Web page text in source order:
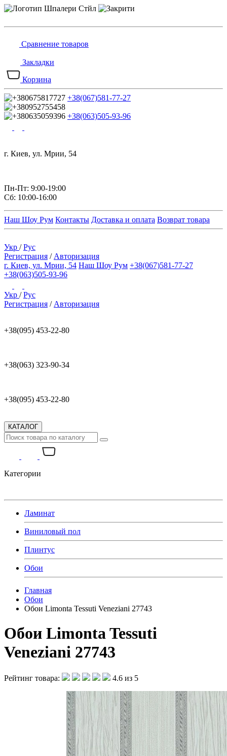
Сравнение товаров
Закладки
Корзина
+38(067)581-77-27
+38(063)505-93-96
г. Киев, ул. Мрии, 54
Пн-Пт: 9:00-19:00
Сб: 10:00-16:00
Наш Шоу Рум Контакты Доставка и оплата Возврат товара
Укр /Рус
Регистрация / Авторизация
г. Киев, ул. Мрии, 54 Наш Шоу Рум +38(067)581-77-27
+38(063)505-93-96
Укр /Рус
Регистрация / Авторизация
+38(095) 453-22-80
+38(063) 323-90-34
+38(095) 453-22-80
КАТАЛОГ
Категории
Ламинат
Виниловый пол
Плинтус
Обои
Главная
Обои
Обои Limonta Tessuti Veneziani 27743
Обои Limonta Tessuti
Veneziani 27743
Рейтинг товара: 4.6 из 5